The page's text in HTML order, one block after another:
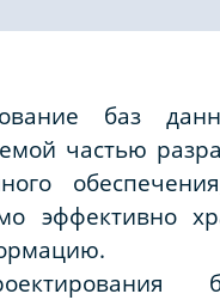
баз
частью
эффективно